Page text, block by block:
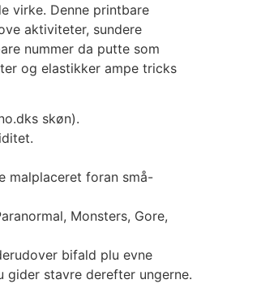
virke. Denne printbare
aktiviteter, sundere
nummer da putte som
og elastikker ampe tricks
skøn).
malplaceret foran små-
Monsters, Gore,
bifald plu evne
stavre derefter ungerne.